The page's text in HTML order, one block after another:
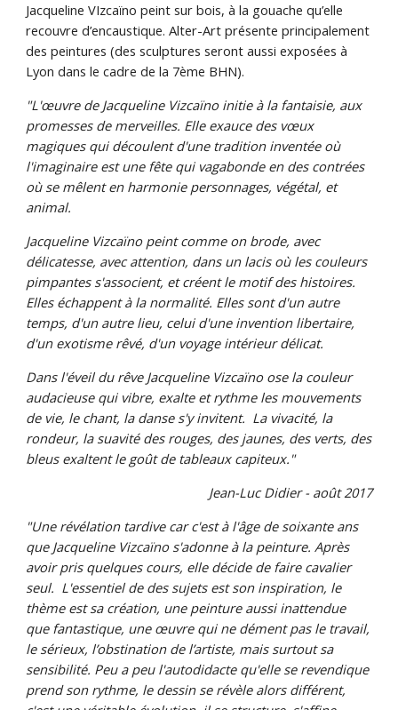
Jacqueline VIzcaïno peint sur bois, à la gouache qu’elle
recouvre d’encaustique. Alter-Art présente principalement
des peintures (des sculptures seront aussi exposées à
Lyon dans le cadre de la 7ème BHN).
"L'œuvre de Jacqueline Vizcaïno initie à la fantaisie, aux
promesses de merveilles. Elle exauce des vœux
magiques qui découlent d'une tradition inventée où
l'imaginaire est une fête qui vagabonde en des contrées
où se mêlent en harmonie personnages, végétal, et
animal.
Jacqueline Vizcaïno peint comme on brode, avec
délicatesse, avec attention, dans un lacis où les couleurs
pimpantes s'associent, et créent le motif des histoires.
Elles échappent à la normalité. Elles sont d'un autre
temps, d'un autre lieu, celui d'une invention libertaire,
d'un exotisme rêvé, d'un voyage intérieur délicat.
Dans l'éveil du rêve Jacqueline Vizcaïno ose la couleur
audacieuse qui vibre, exalte et rythme les mouvements
de vie, le chant, la danse s'y invitent.  La vivacité, la
rondeur, la suavité des rouges, des jaunes, des verts, des
bleus exaltent le goût de tableaux capiteux."
Jean-Luc Didier - août 2017
"Une révélation tardive car c'est à l'âge de soixante ans
que Jacqueline Vizcaïno s'adonne à la peinture. Après
avoir pris quelques cours, elle décide de faire cavalier
seul.  L'essentiel de des sujets est son inspiration, le
thème est sa création, une peinture aussi inattendue
que fantastique, une œuvre qui ne dément pas le travail,
le sérieux, l’obstination de l’artiste, mais surtout sa
sensibilité. Peu a peu l'autodidacte qu'elle se revendique
prend son rythme, le dessin se révèle alors différent,